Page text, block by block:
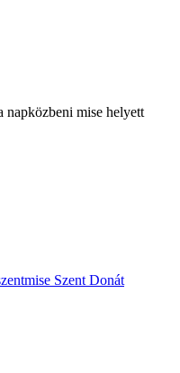
napközbeni mise helyett
Szent Donát